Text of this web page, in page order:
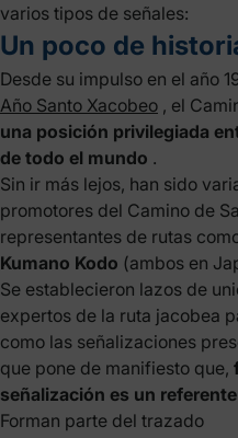
varios tipos de señales:
Un poco de
Desde su impulso en el año
Año Santo Xacobeo , el
una posición privilegiada
de todo el mundo .
Sin ir más lejos, han sido
promotores del Camino de
representantes de rutas
Kumano Kodo (ambos en
Se establecieron lazos de
expertos de la ruta jacobea
como las señalizaciones
que pone de manifiesto que,
señalización es un referente
Forman parte del trazado